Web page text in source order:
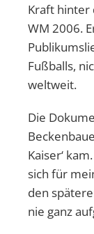
Kraft hinter
WM 2006.
Fußballs,
weltweit.
Die
Kaiser‘
sich für
den
nie ganz